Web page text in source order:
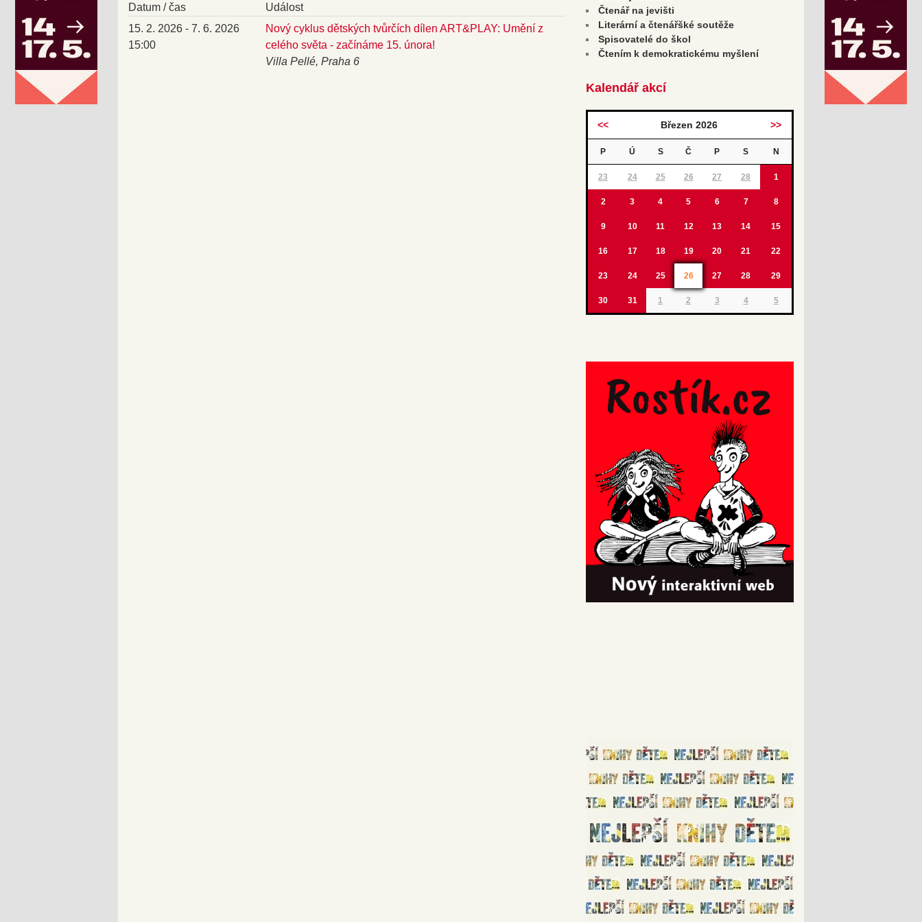
Datum / čas
Událost
15. 2. 2026 - 7. 6. 2026
15:00
Nový cyklus dětských tvůrčích dílen ART&PLAY: Umění z
celého světa - začínáme 15. února!
Villa Pellé, Praha 6
Čtenář na jevišti
Literární a čtenářšké soutěže
Spisovatelé do škol
Čtením k demokratickému myšlení
Kalendář akcí
<< Březen 2026 >>
P Ú S Č P S N
23 24 25 26 27 28 1
2 3 4 5 6 7 8
9 10 11 12 13 14 15
16 17 18 19 20 21 22
23 24 25 26 27 28 29
30 31 1 2 3 4 5